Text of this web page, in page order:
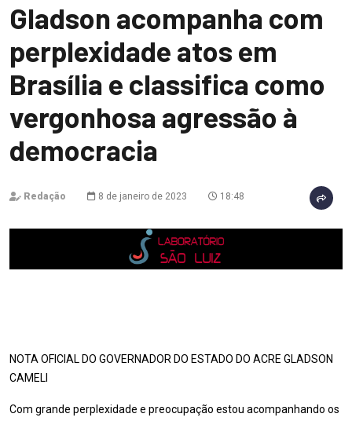
Gladson acompanha com
perplexidade atos em
Brasília e classifica como
vergonhosa agressão à
democracia
Redação 8 de janeiro de 2023 18:48
NOTA OFICIAL DO GOVERNADOR DO ESTADO DO ACRE GLADSON
CAMELI
Com grande perplexidade e preocupação estou acompanhando os